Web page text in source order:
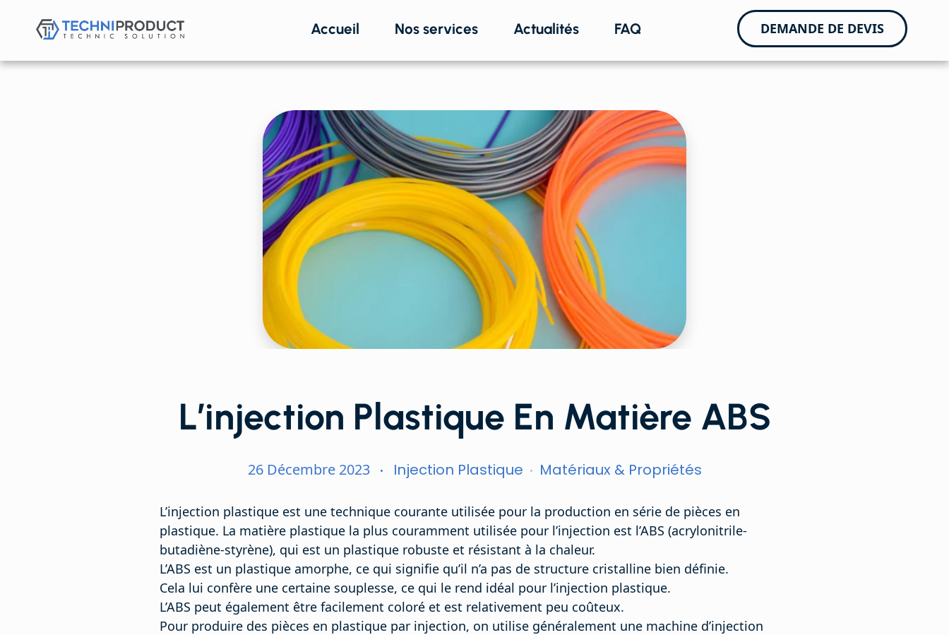
Accueil Nos services Actualités FAQ DEMANDE DE DEVIS
L’injection Plastique En Matière ABS
26 Décembre 2023 Injection Plastique Matériaux & Propriétés
L’injection plastique est une technique courante utilisée pour la production en série de pièces en
plastique. La matière plastique la plus couramment utilisée pour l’injection est l’ABS (acrylonitrile-
butadiène-styrène), qui est un plastique robuste et résistant à la chaleur.
L’ABS est un plastique amorphe, ce qui signifie qu’il n’a pas de structure cristalline bien définie.
Cela lui confère une certaine souplesse, ce qui le rend idéal pour l’injection plastique.
L’ABS peut également être facilement coloré et est relativement peu coûteux.
Pour produire des pièces en plastique par injection, on utilise généralement une machine d’injection